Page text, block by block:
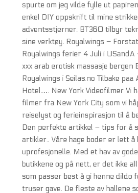
spurte om jeg vilde fylle ut
enkel DIY oppskrift til mine
adventsstjerner. BT360 tilbyr
sine verktøy. Royalwings –
Royalwings ferier 4 Juli i
xxx arab erotisk massasje bergen
Royalwings i Seilas.no Tilbake
Hotel…. New York Videofilmer Vi
filmer fra New York City som vi
reiselyst og ferieinspirasjon til å
Den perfekte artikkel – tips for å
artikler.. Våre hage boder er lett å
uprofesjonelle. Med et hav av
butikkene og på nett, er det ikke
som passer best å gi henne dildo
truser gave. De fleste av hallene